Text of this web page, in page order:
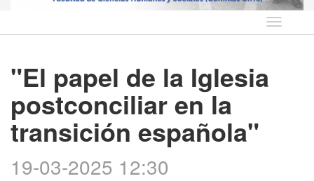
Idioma
"El papel de la Iglesia
postconciliar en la
transición española"
19-03-2025 12:30